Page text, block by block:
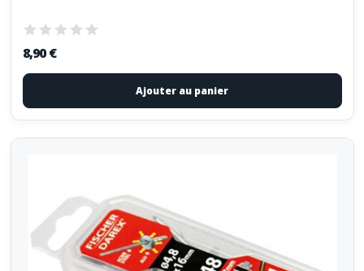
8,90 €
Ajouter au panier